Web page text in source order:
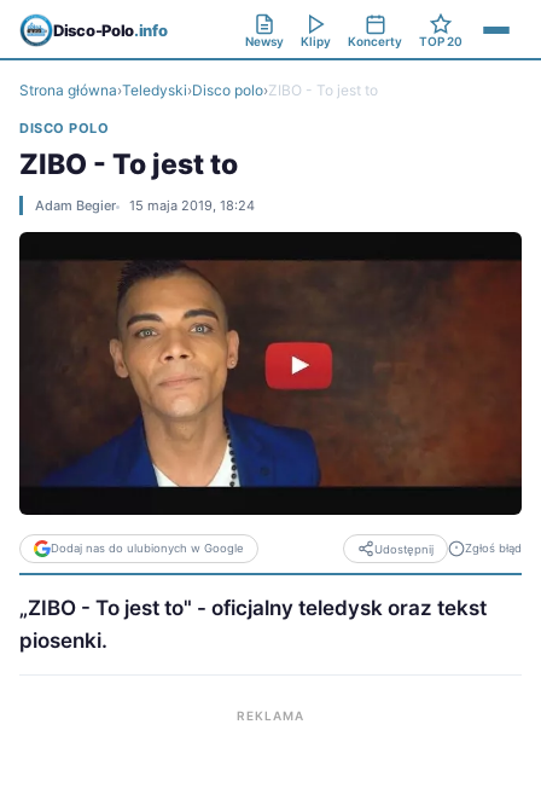
Disco-Polo.info
Newsy Klipy Koncerty TOP 20
Strona główna›Teledyski›Disco polo›ZIBO - To jest to
DISCO POLO
ZIBO - To jest to
Adam Begier 15 maja 2019, 18:24
Dodaj nas do ulubionych w Google Udostępnij Zgłoś błąd
„ZIBO - To jest to" - oficjalny teledysk oraz tekst
piosenki.
REKLAMA